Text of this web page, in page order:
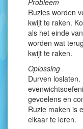
Probleem
Ruzies worden
kwijt te raken.
als het einde
worden wat
kwijt te raken.
Oplossing
Durven
gevoelens en
Ruzie maken is
elkaar te leren.